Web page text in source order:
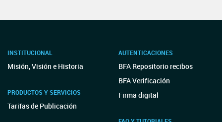
INSTITUCIONAL
Misión, Visión e Historia
PRODUCTOS Y SERVICIOS
Tarifas de Publicación
AUTENTICACIONES
BFA Repositorio recibos
BFA Verificación
Firma digital